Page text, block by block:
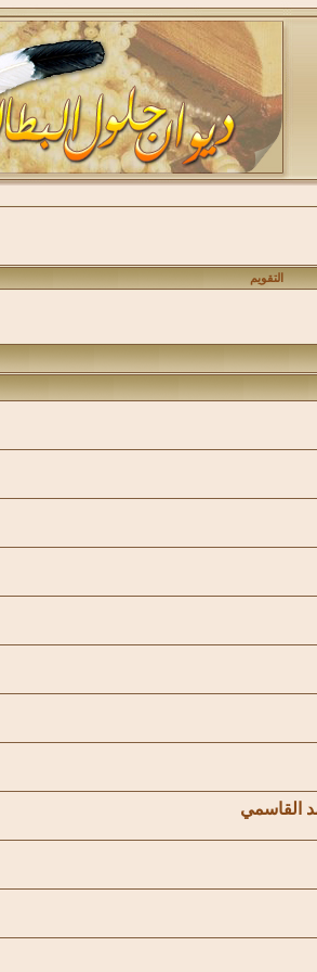
التقويم
القاسمي